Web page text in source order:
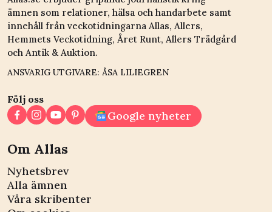
ämnen som relationer, hälsa och handarbete samt
innehåll från veckotidningarna Allas, Allers,
Hemmets Veckotidning, Året Runt, Allers Trädgård
och Antik & Auktion.
ANSVARIG UTGIVARE: ÅSA LILIEGREN
Följ oss
Google nyheter
Om Allas
Nyhetsbrev
Alla ämnen
Våra skribenter